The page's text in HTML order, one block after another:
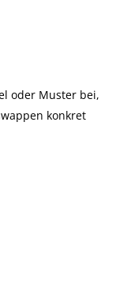
oder Muster bei,
konkret